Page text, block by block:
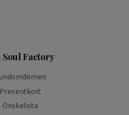
Soul Factory
Presentkort
Önskelista